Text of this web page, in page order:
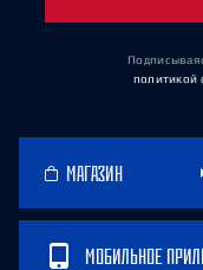
политикой
МАГАЗИН
МОБИЛЬНОЕ